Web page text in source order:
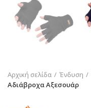
Αρχική σελίδα Ένδυση
Αδιάβροχα Αξεσουάρ